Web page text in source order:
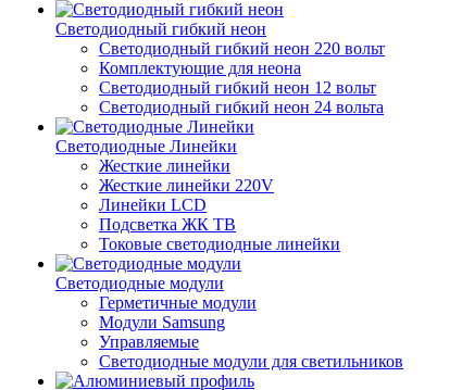
Светодиодный гибкий неон
Светодиодный гибкий неон 220 вольт
Комплектующие для неона
Светодиодный гибкий неон 12 вольт
Светодиодный гибкий неон 24 вольта
Светодиодные Линейки
Жесткие линейки
Жесткие линейки 220V
Линейки LCD
Подсветка ЖК ТВ
Токовые светодиодные линейки
Светодиодные модули
Герметичные модули
Модули Samsung
Управляемые
Светодиодные модули для светильников